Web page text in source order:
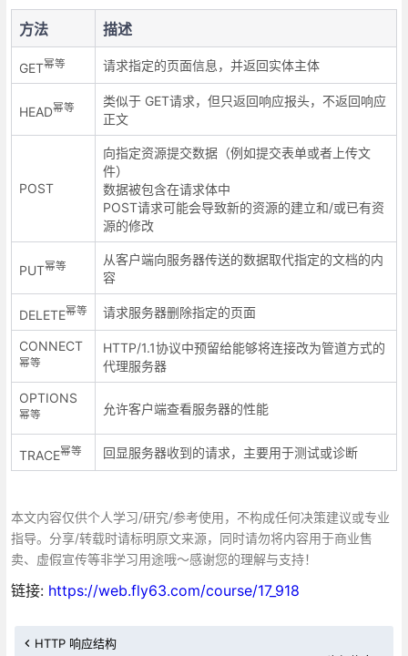
方法 描述
GET幂等 请求指定的页面信息，并返回实体主体
HEAD幂等
类似于 GET请求，但只返回响应报头，不返回响应
正文
POST
向指定资源提交数据（例如提交表单或者上传文
件）
数据被包含在请求体中
POST请求可能会导致新的资源的建立和/或已有资
源的修改
PUT幂等
从客户端向服务器传送的数据取代指定的文档的内
容
DELETE幂等 请求服务器删除指定的页面
CONNECT
幂等
HTTP/1.1协议中预留给能够将连接改为管道方式的
代理服务器
OPTIONS
幂等 允许客户端查看服务器的性能
TRACE幂等 回显服务器收到的请求，主要用于测试或诊断
本文内容仅供个人学习/研究/参考使用，不构成任何决策建议或专业
指导。分享/转载时请标明原文来源，同时请勿将内容用于商业售
卖、虚假宣传等非学习用途哦～感谢您的理解与支持！
链接: https://web.fly63.com/course/17_918
HTTP 响应结构